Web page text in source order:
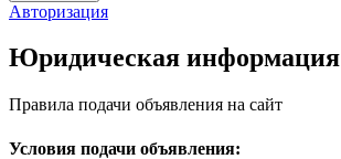
Авторизация
Юридическая информация
Правила подачи объявления на сайт
Условия подачи объявления: